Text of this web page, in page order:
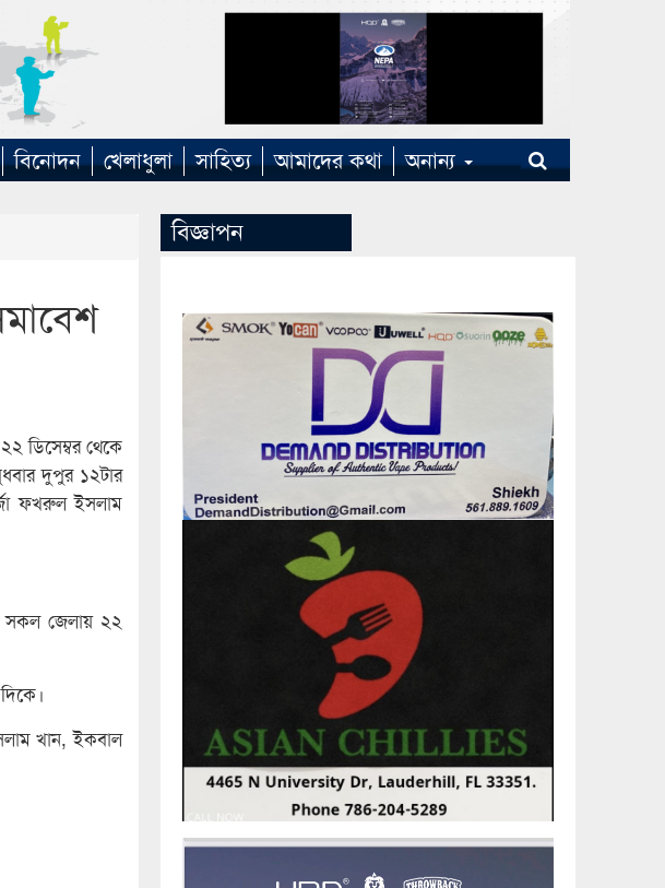
বিনোদন খেলাধুলা সাহিত্য আমাদের কথা অনান্য
ডিসেম্বর থেকে
দুপুর ১২টার
ফখরুল ইসলাম
সকল জেলায় ২২
খান, ইকবাল
বিজ্ঞাপন